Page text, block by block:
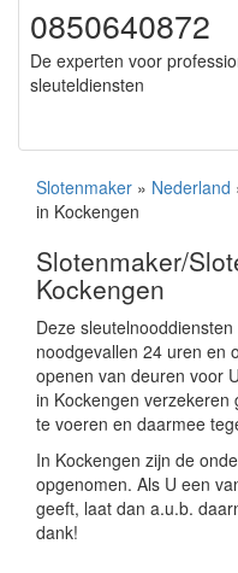
0850640872
De experten voor
sleuteldiensten
Slotenmaker » Nederland
in Kockengen
Slotenmaker/
Kockengen
Deze
noodgevallen 24 uren en
openen van deuren voor
in Kockengen
te voeren en daarmee
In Kockengen zijn de
opgenomen. Als U een
geeft, laat dan a.u.b.
dank!